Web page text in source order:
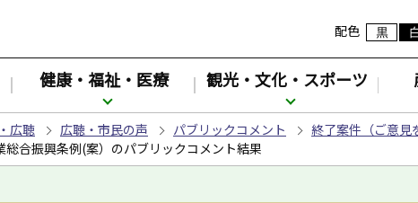
配色
健康・福祉・医療 観光・文化・スポーツ
広聴 広聴・市民の声 パブリックコメント
終了案件（ご意見
総合振興条例(案）のパブリックコメント結果